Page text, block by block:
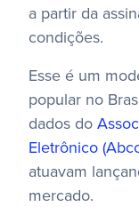
a partir da
condições.
Esse é um
popular no
dados do
Eletrônico
atuavam
mercado.